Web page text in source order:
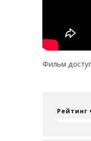
Фильм
Рейтинг